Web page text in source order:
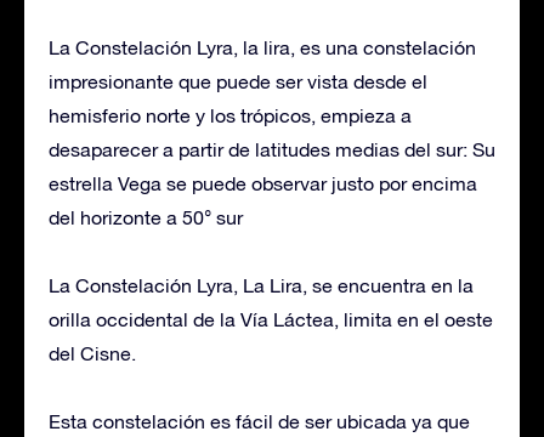
La Constelación Lyra, la lira, es una constelación
impresionante que puede ser vista desde el
hemisferio norte y los trópicos, empieza a
desaparecer a partir de latitudes medias del sur: Su
estrella Vega se puede observar justo por encima
del horizonte a 50° sur
La Constelación Lyra, La Lira, se encuentra en la
orilla occidental de la Vía Láctea, limita en el oeste
del Cisne.
Esta constelación es fácil de ser ubicada ya que